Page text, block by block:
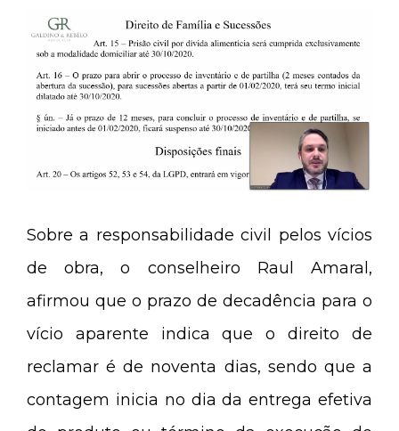
Sobre a responsabilidade civil pelos vícios
de obra, o conselheiro Raul Amaral,
afirmou que o prazo de decadência para o
vício aparente indica que o direito de
reclamar é de noventa dias, sendo que a
contagem inicia no dia da entrega efetiva